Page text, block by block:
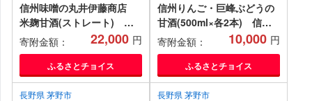
信州味噌の丸井伊藤商店
米麹甘酒(ストレート)
500ml×12本【1576479】
寄附金額： 22,000 円
ふるさとチョイス
長野県 茅野市
信州りんご・巨峰ぶどうの
甘酒(500ml×各2本) 信州
味噌の丸井伊藤商店
【1576487】
寄附金額： 10,000 円
ふるさとチョイス
長野県 茅野市